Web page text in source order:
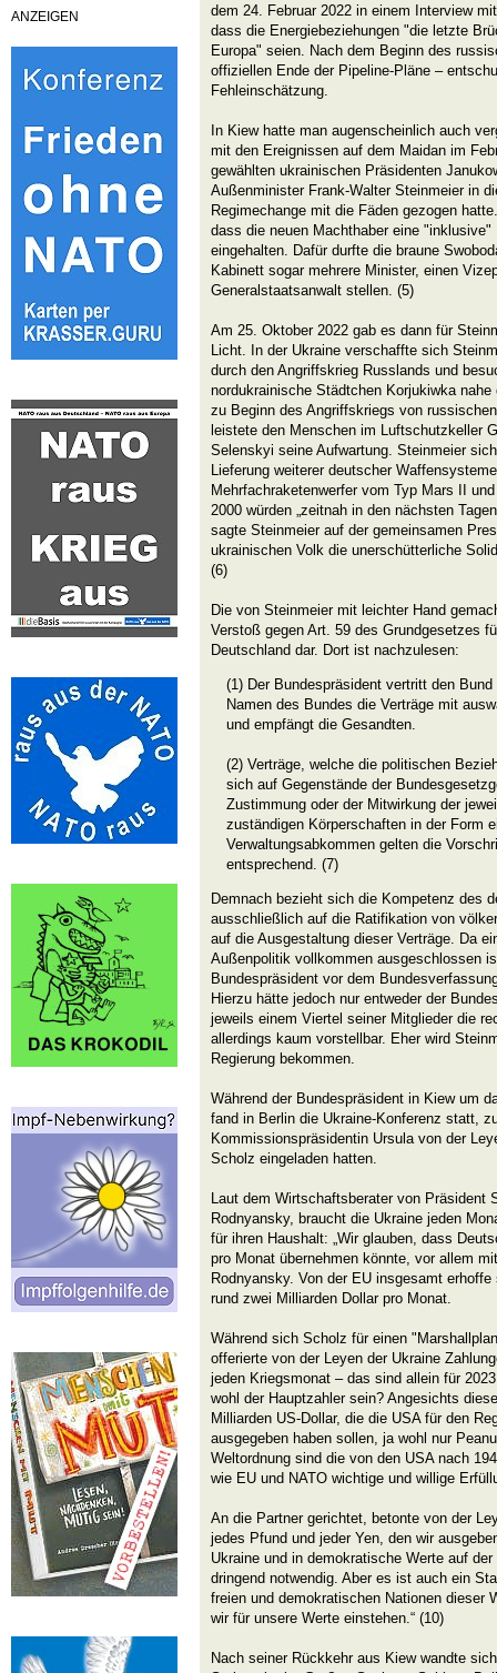
ANZEIGEN
dem 24. Februar 2022 in einem Interview
dass die Energiebeziehungen "die letzte
Europa" seien. Nach dem Beginn des
offiziellen Ende der Pipeline-Pläne –
Fehleinschätzung.
In Kiew hatte man augenscheinlich auch
mit den Ereignissen auf dem Maidan im
gewählten ukrainischen Präsidenten
Außenminister Frank-Walter Steinmeier in
Regimechange mit die Fäden gezogen
dass die neuen Machthaber eine "inklusive"
eingehalten. Dafür durfte die braune
Kabinett sogar mehrere Minister, einen
Generalstaatsanwalt stellen. (5)
Am 25. Oktober 2022 gab es dann für
Licht. In der Ukraine verschaffte sich
durch den Angriffskrieg Russlands und
nordukrainische Städtchen Korjukiwka
zu Beginn des Angriffskriegs von
leistete den Menschen im Luftschutzkeller
Selenskyi seine Aufwartung. Steinmeier
Lieferung weiterer deutscher
Mehrfachraketenwerfer vom Typ Mars II
2000 würden „zeitnah in den nächsten
sagte Steinmeier auf der gemeinsamen
ukrainischen Volk die unerschütterliche
(6)
Die von Steinmeier mit leichter Hand
Verstoß gegen Art. 59 des Grundgesetzes
Deutschland dar. Dort ist nachzulesen:
(1) Der Bundespräsident vertritt den
Namen des Bundes die Verträge mit
und empfängt die Gesandten.
(2) Verträge, welche die politischen
sich auf Gegenstände der
Zustimmung oder der Mitwirkung der
zuständigen Körperschaften in der Form
Verwaltungsabkommen gelten die
entsprechend. (7)
Demnach bezieht sich die Kompetenz des
ausschließlich auf die Ratifikation von
auf die Ausgestaltung dieser Verträge. Da
Außenpolitik vollkommen ausgeschlossen
Bundespräsident vor dem
Hierzu hätte jedoch nur entweder der
jeweils einem Viertel seiner Mitglieder die
allerdings kaum vorstellbar. Eher wird
Regierung bekommen.
Während der Bundespräsident in Kiew um
fand in Berlin die Ukraine-Konferenz statt,
Kommissionspräsidentin Ursula von der
Scholz eingeladen hatten.
Laut dem Wirtschaftsberater von Präsident
Rodnyansky, braucht die Ukraine jeden
für ihren Haushalt: „Wir glauben, dass
pro Monat übernehmen könnte, vor allem
Rodnyansky. Von der EU insgesamt
rund zwei Milliarden Dollar pro Monat.
Während sich Scholz für einen
offerierte von der Leyen der Ukraine
jeden Kriegsmonat – das sind allein für
wohl der Hauptzahler sein? Angesichts
Milliarden US-Dollar, die die USA für den
ausgegeben haben sollen, ja wohl nur
Weltordnung sind die von den USA nach
wie EU und NATO wichtige und willige
An die Partner gerichtet, betonte von der
jedes Pfund und jeder Yen, den wir
Ukraine und in demokratische Werte auf
dringend notwendig. Aber es ist auch ein
freien und demokratischen Nationen dieser
wir für unsere Werte einstehen.“ (10)
Nach seiner Rückkehr aus Kiew wandte